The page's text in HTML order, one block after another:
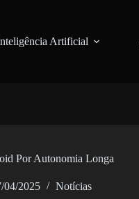
Artificial
Por Autonomia Longa
04/2025 Notícias